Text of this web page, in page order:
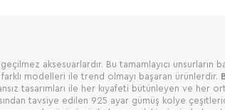
aksesuarlardır. Bu tamamlayıcı unsurların
farklı modelleri ile trend olmayı başaran ürünlerdir.
tasarımları ile her kıyafeti bütünleyen ve her
tavsiye edilen 925 ayar gümüş kolye